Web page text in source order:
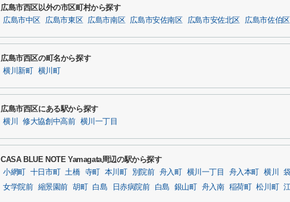
広島市西区以外の市区町村から探す
広島市中区 広島市東区 広島市南区 広島市安佐南区 広島市安佐北区 広島市佐伯区
広島市西区の町名から探す
横川新町 横川町
広島市西区にある駅から探す
横川 修大協創中高前 横川一丁目
CASA BLUE NOTE Yamagata周辺の駅から探す
小網町 十日市町 土橋 寺町 本川町 別院前 舟入町 横川一丁目 舟入本町 横川
女学院前
縮景園前 胡町 白島 日赤病院前 白島 銀山町 舟入南 稲荷町 松川町